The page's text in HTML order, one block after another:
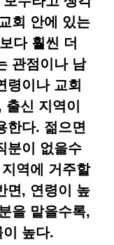
회 안에 있는
다 훨씬 더
관점이나 남
령이나 교회
신 지역이
한다. 젊으면
분이 없을수
역에 거주할
면, 연령이 높
을 맡을수록,
높다.